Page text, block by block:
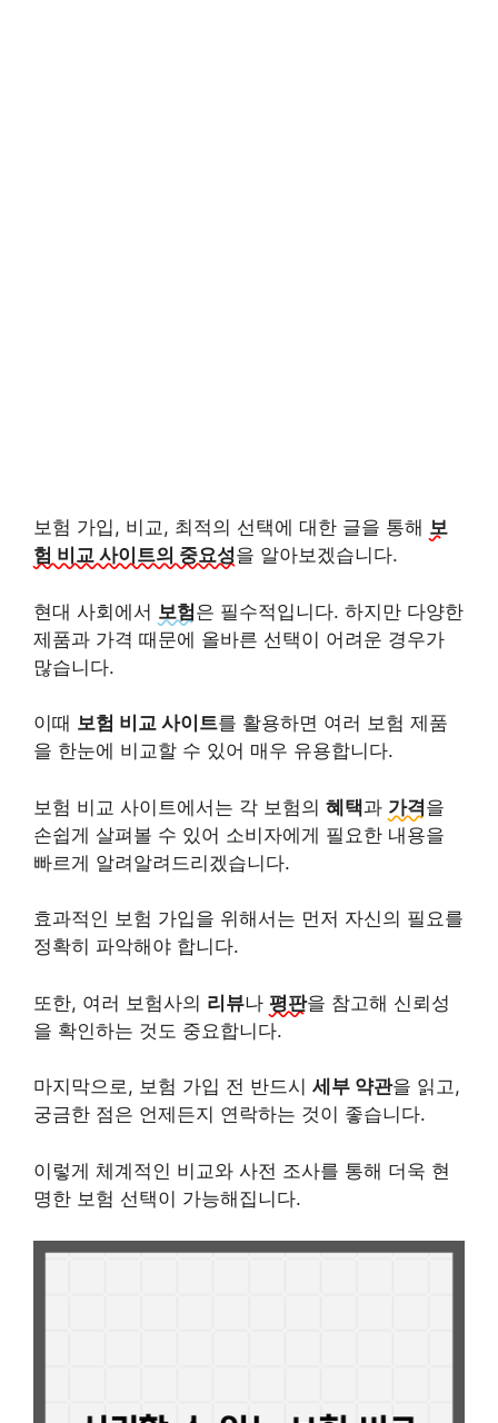
보험 가입, 비교, 최적의 선택에 대한 글을 통해 보
험 비교 사이트의 중요성을 알아보겠습니다.
현대 사회에서 보험은 필수적입니다. 하지만 다양한
제품과 가격 때문에 올바른 선택이 어려운 경우가
많습니다.
이때 보험 비교 사이트를 활용하면 여러 보험 제품
을 한눈에 비교할 수 있어 매우 유용합니다.
보험 비교 사이트에서는 각 보험의 혜택과 가격을
손쉽게 살펴볼 수 있어 소비자에게 필요한 내용을
빠르게 알려알려드리겠습니다.
효과적인 보험 가입을 위해서는 먼저 자신의 필요를
정확히 파악해야 합니다.
또한, 여러 보험사의 리뷰나 평판을 참고해 신뢰성
을 확인하는 것도 중요합니다.
마지막으로, 보험 가입 전 반드시 세부 약관을 읽고,
궁금한 점은 언제든지 연락하는 것이 좋습니다.
이렇게 체계적인 비교와 사전 조사를 통해 더욱 현
명한 보험 선택이 가능해집니다.